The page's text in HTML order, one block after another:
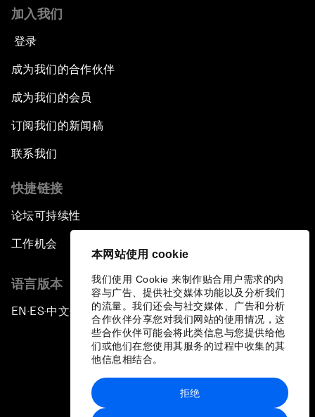
本网站使用 cookie
我们使用 Cookie 来制作贴合用户需求的内
容与广告、提供社交媒体功能以及分析我们
的流量。我们还会与社交媒体、广告和分析
合作伙伴分享您对我们网站的使用情况，这
些合作伙伴可能会将此类信息与您提供给他
们或他们在您使用其服务的过程中收集的其
他信息相结合。
拒绝
加入我们
登录
成为我们的合作伙伴
成为我们的会员
订阅我们的新闻稿
联系我们
快捷链接
论坛可持续性
工作机会
语言版本
EN ▪ES▪中文▪ 日本語